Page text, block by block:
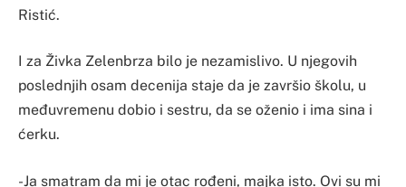
Ristić.
I za Živka Zelenbrza bilo je nezamislivo. U njegovih
poslednjih osam decenija staje da je završio školu, u
međuvremenu dobio i sestru, da se oženio i ima sina i
ćerku.
-Ja smatram da mi je otac rođeni, majka isto. Ovi su mi